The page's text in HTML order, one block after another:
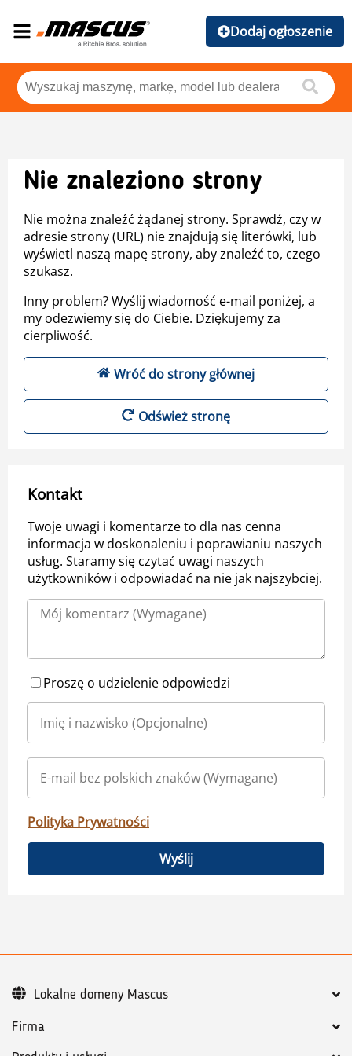
Dodaj ogłoszenie
Nie znaleziono strony
Nie można znaleźć żądanej strony. Sprawdź, czy w
adresie strony (URL) nie znajdują się literówki, lub
wyświetl naszą mapę strony, aby znaleźć to, czego
szukasz.
Inny problem? Wyślij wiadomość e-mail poniżej, a
my odezwiemy się do Ciebie. Dziękujemy za
cierpliwość.
Wróć do strony głównej
Odśwież stronę
Kontakt
Twoje uwagi i komentarze to dla nas cenna
informacja w doskonaleniu i poprawianiu naszych
usług. Staramy się czytać uwagi naszych
użytkowników i odpowiadać na nie jak najszybciej.
Proszę o udzielenie odpowiedzi
Polityka Prywatności
Wyślij
Firma
Lokalne domeny Mascus